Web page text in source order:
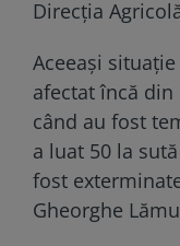
Direcţia
Aceeași
afectat încă
când au fost
a luat 50 la
fost
Gheorghe